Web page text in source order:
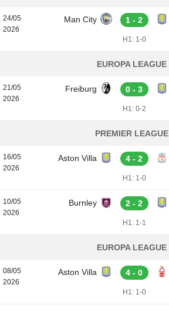
24/05
2026
Man City 1 - 2
H1: 1-0
EUROPA LEAGUE
21/05
2026
Freiburg 0 - 3
H1: 0-2
PREMIER LEAGUE
16/05
2026
Aston Villa 4 - 2
H1: 1-0
10/05
2026
Burnley 2 - 2
H1: 1-1
EUROPA LEAGUE
08/05
2026
Aston Villa 4 - 0
H1: 1-0